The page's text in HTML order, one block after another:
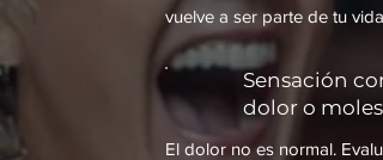
vuelve a ser parte de tu vida.
Sensación
dolor o
El dolor no es normal.